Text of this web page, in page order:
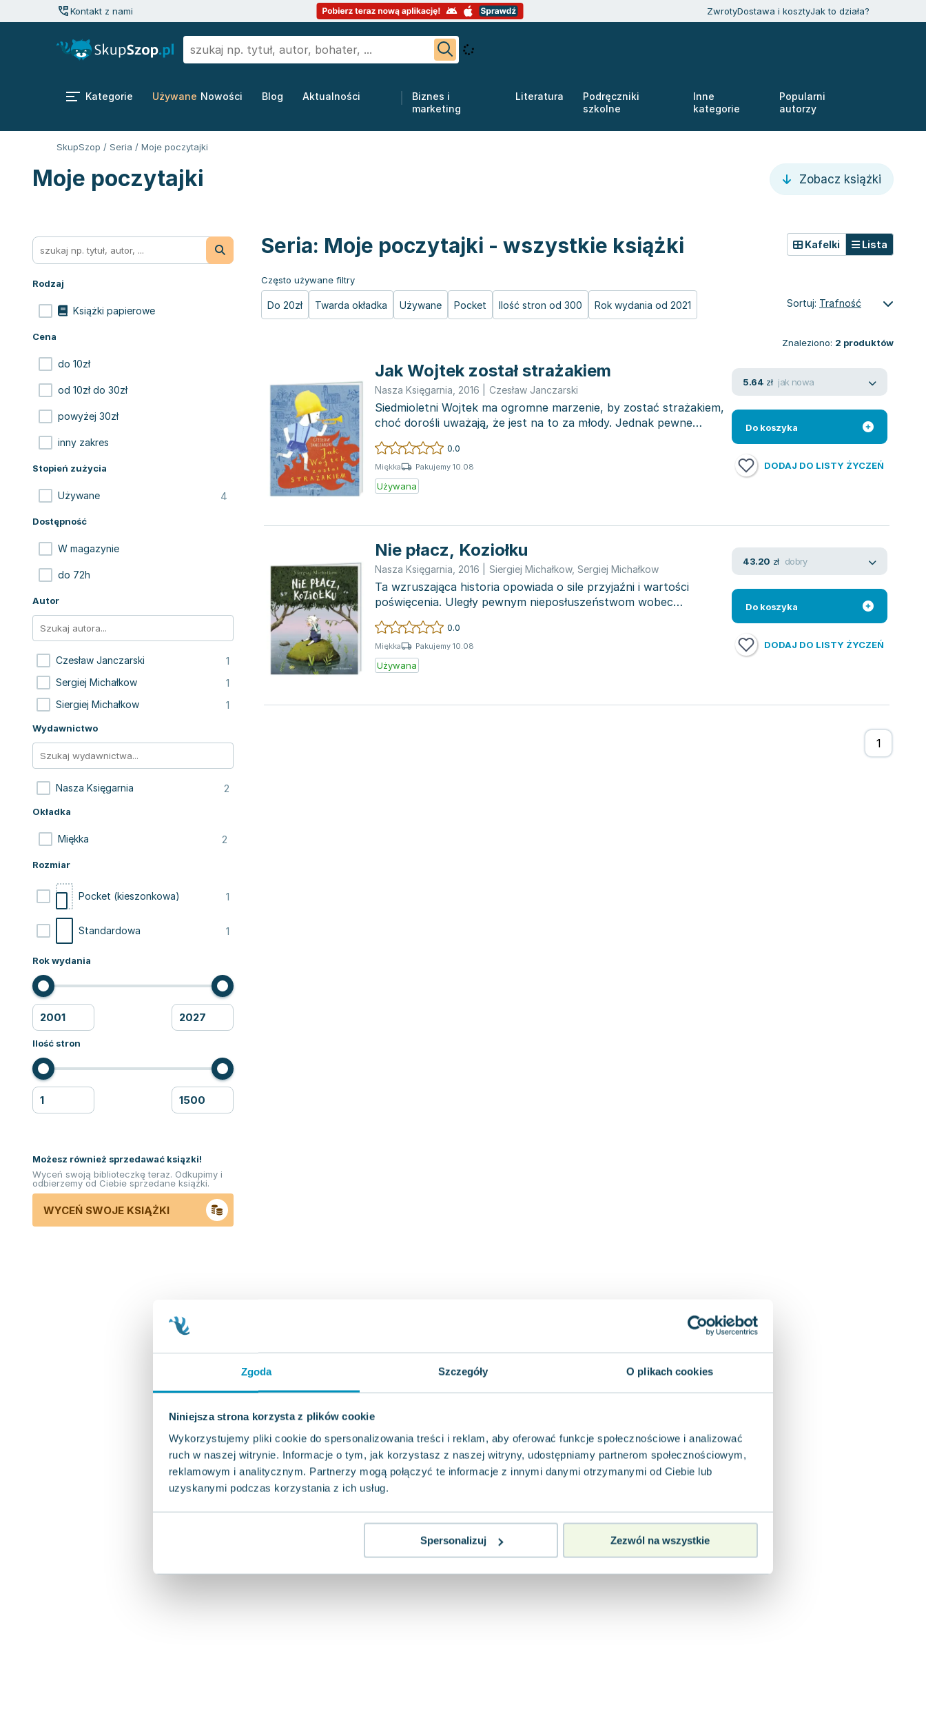
Zgoda Szczegóły O plikach cookies
Niniejsza strona korzysta z plików cookie
Wykorzystujemy pliki cookie do spersonalizowania treści i reklam, aby oferować funkcje społecznościowe i analizować
ruch w naszej witrynie. Informacje o tym, jak korzystasz z naszej witryny, udostępniamy partnerom społecznościowym,
reklamowym i analitycznym. Partnerzy mogą połączyć te informacje z innymi danymi otrzymanymi od Ciebie lub
uzyskanymi podczas korzystania z ich usług.
Spersonalizuj Zezwól na wszystkie
Kontakt z nami ZwrotyDostawa i kosztyJak to działa?
Kategorie Używane Nowości Blog Aktualności
Biznes i
marketing
Literatura
Podręczniki
szkolne
Inne
kategorie
Popularni
autorzy
SkupSzop / Seria / Moje poczytajki
Moje poczytajki Zobacz książki
Rodzaj
Książki papierowe
Cena
do 10zł
od 10zł do 30zł
powyżej 30zł
inny zakres
Stopień zużycia
Używane 4
Dostępność
W magazynie
do 72h
Autor
Czesław Janczarski 1
Sergiej Michałkow 1
Siergiej Michałkow 1
Wydawnictwo
Nasza Księgarnia 2
Okładka
Miękka 2
Rozmiar
Pocket (kieszonkowa) 1
Standardowa 1
Rok wydania
Ilość stron
Możesz również sprzedawać ksiązki!
Wyceń swoją biblioteczkę teraz. Odkupimy i
odbierzemy od Ciebie sprzedane książki.
WYCEŃ SWOJE KSIĄŻKI
Seria: Moje poczytajki - wszystkie książki
Często używane filtry
Do 20zł Twarda okładka Używane Pocket Ilość stron od 300 Rok wydania od 2021
Kafelki Lista
Sortuj: Trafność
Znaleziono: 2 produktów
Jak Wojtek został strażakiem
Nasza Księgarnia 2016 Czesław Janczarski
Siedmioletni Wojtek ma ogromne marzenie, by zostać strażakiem,
choć dorośli uważają, że jest na to za młody. Jednak pewne
dramatyc...
0.0
Miękka Pakujemy 10.08
Używana
5.64 zł jak nowa
Do koszyka
DODAJ DO LISTY ŻYCZEŃ
Nie płacz, Koziołku
Nasza Księgarnia 2016 Siergiej Michałkow, Sergiej Michałkow
Ta wzruszająca historia opowiada o sile przyjaźni i wartości
poświęcenia. Uległy pewnym nieposłuszeństwom wobec
rodziców, Koziołek...
0.0
Miękka Pakujemy 10.08
Używana
43.20 zł dobry
Do koszyka
DODAJ DO LISTY ŻYCZEŃ